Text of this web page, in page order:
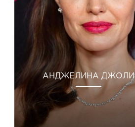
АНДЖЕЛИНА ДЖОЛИ